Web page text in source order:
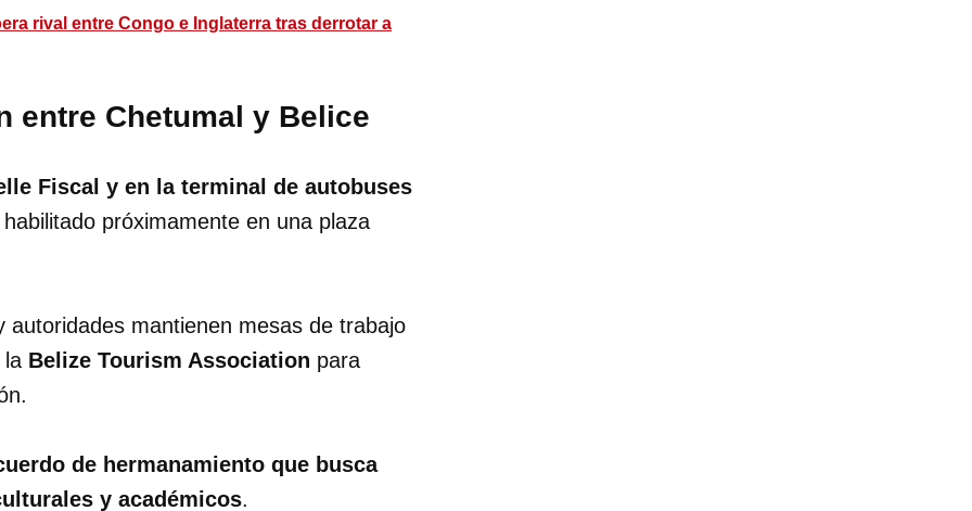
rival entre Congo e Inglaterra tras derrotar a
entre Chetumal y Belice
Fiscal y en la terminal de autobuses
próximamente en una plaza
mantienen mesas de trabajo
la Belize Tourism Association para
de hermanamiento que busca
y académicos.